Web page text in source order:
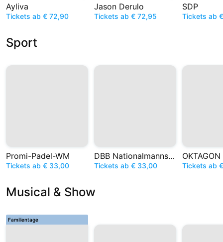
Ayliva
Tickets ab € 72,90
Jason Derulo
Tickets ab € 72,95
SDP
Tickets ab
Sport
Promi-Padel-WM
Tickets ab € 33,00
DBB Nationalmannschaft
Tickets ab € 33,00 Tickets ab
Musical & Show
Familientage